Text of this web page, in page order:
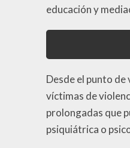
educación y
Desde el punto
víctimas de
prolongadas que
psiquiátrica o